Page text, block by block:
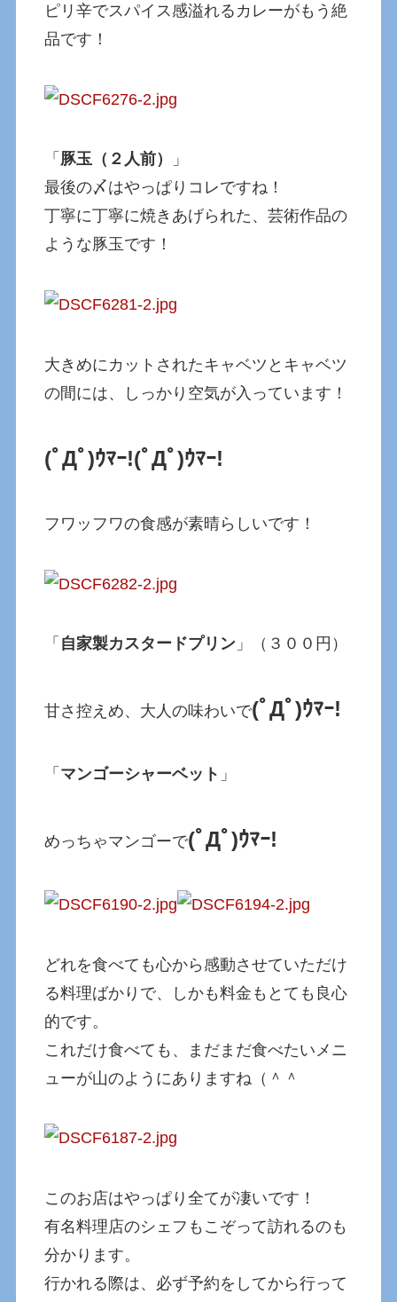
ピリ辛でスパイス感溢れるカレーがもう絶
品です！
「 豚玉（２人前）
」
最後の〆はやっぱりコレですね！
丁寧に丁寧に焼きあげられた、芸術作品の
ような豚玉です！
大きめにカットされたキャベツとキャベツ
の間には、しっかり空気が入っています！
(ﾟДﾟ)ｳﾏｰ!(ﾟДﾟ)ｳﾏｰ!
フワッフワの食感が素晴らしいです！
「 自家製カスタードプリン 」（３００円）
甘さ控えめ、大人の味わいで(ﾟДﾟ)ｳﾏｰ!
「 マンゴーシャーベット 」
めっちゃマンゴーで(ﾟДﾟ)ｳﾏｰ!
どれを食べても心から感動させていただけ
る料理ばかりで、しかも料金もとても良心
的です。
これだけ食べても、まだまだ食べたいメニ
ューが山のようにありますね（＾＾
このお店はやっぱり全てが凄いです！
有名料理店のシェフもこぞって訪れるのも
分かります。
行かれる際は、必ず予約をしてから行って